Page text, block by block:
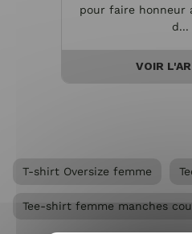
pour faire honneur
d...
VOIR
T-shirt Oversize femme
Tee-shirt femme manches